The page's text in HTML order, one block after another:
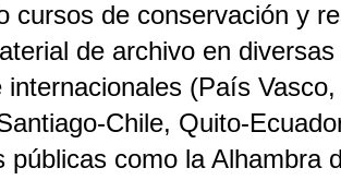
cursos de conservación y
de archivo en diversas
internacionales (País
Chile, Quito-
públicas como la Alhambra